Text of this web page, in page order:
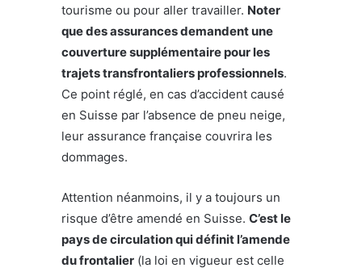
tourisme ou pour aller travailler. Noter
que des assurances demandent une
couverture supplémentaire pour les
trajets transfrontaliers professionnels.
Ce point réglé, en cas d’accident causé
en Suisse par l’absence de pneu neige,
leur assurance française couvrira les
dommages.
Attention néanmoins, il y a toujours un
risque d’être amendé en Suisse. C’est le
pays de circulation qui définit l’amende
du frontalier (la loi en vigueur est celle